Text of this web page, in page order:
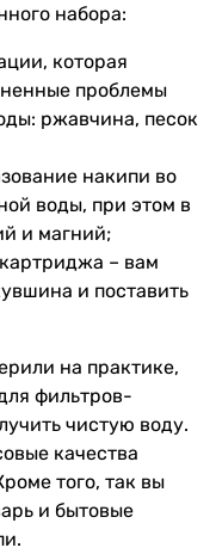
набора:
которая
проблемы
ржавчина, песок
накипи во
воды, при этом в
и магний;
– вам
и поставить
на практике,
фильтров-
чистую воду.
качества
того, так вы
и бытовые